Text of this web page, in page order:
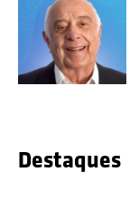
Destaques